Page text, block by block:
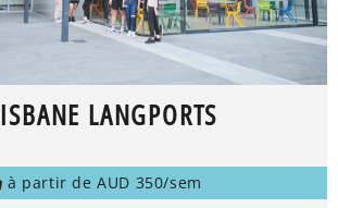
LANGPORTS
à partir de AUD 350/sem